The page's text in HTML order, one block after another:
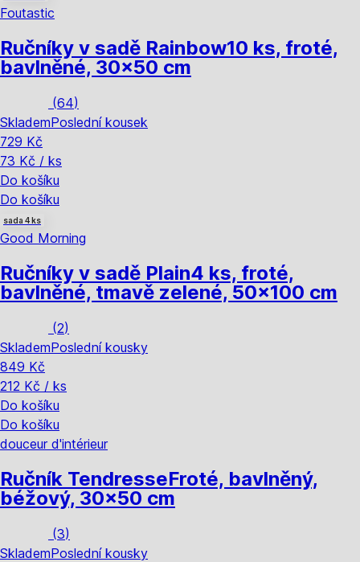
Foutastic
Ručníky v sadě Rainbow10 ks, froté,
bavlněné, 30x50 cm
(64)
SklademPoslední kousek
729 Kč
73 Kč / ks
Do košíku
Do košíku
sada 4 ks
Good Morning
Ručníky v sadě Plain4 ks, froté,
bavlněné, tmavě zelené, 50x100 cm
(2)
SklademPoslední kousky
849 Kč
212 Kč / ks
Do košíku
Do košíku
douceur d'intérieur
Ručník TendresseFroté, bavlněný,
béžový, 30x50 cm
(3)
SklademPoslední kousky